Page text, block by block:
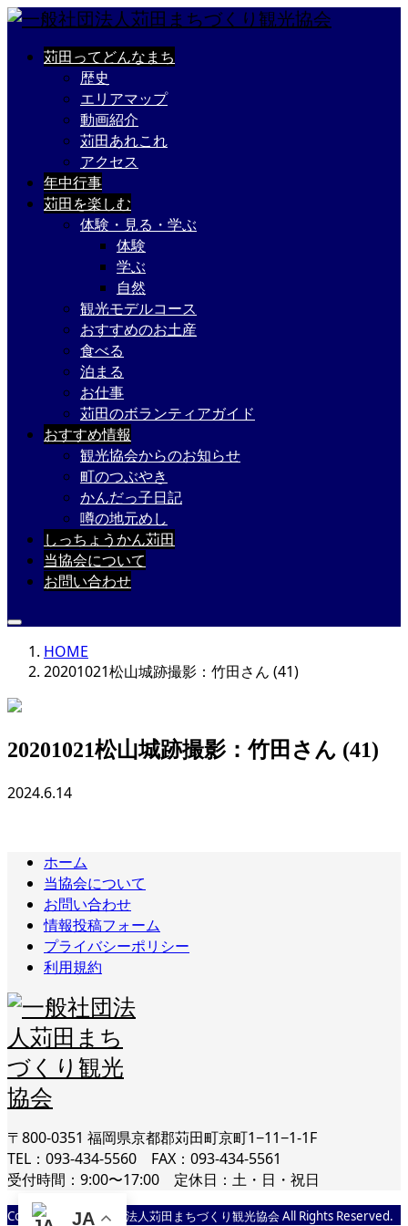
苅田ってどんなまち
歴史
エリアマップ
動画紹介
苅田あれこれ
アクセス
年中行事
苅田を楽しむ
体験・見る・学ぶ
体験
学ぶ
自然
観光モデルコース
おすすめのお土産
食べる
泊まる
お仕事
苅田のボランティアガイド
おすすめ情報
観光協会からのお知らせ
町のつぶやき
かんだっ子日記
噂の地元めし
しっちょうかん苅田
当協会について
お問い合わせ
HOME
20201021松山城跡撮影：竹田さん (41)
20201021松山城跡撮影：竹田さん (41)
2024.6.14
ホーム
当協会について
お問い合わせ
情報投稿フォーム
プライバシーポリシー
利用規約
〒800-0351 福岡県京都郡苅田町京町1−11−1-1F
TEL：093-434-5560 FAX：093-434-5561
受付時間：9:00〜17:00 定休日：土・日・祝日
Copyright © 一般社団法人苅田まちづくり観光協会 All Rights Reserved.
JA